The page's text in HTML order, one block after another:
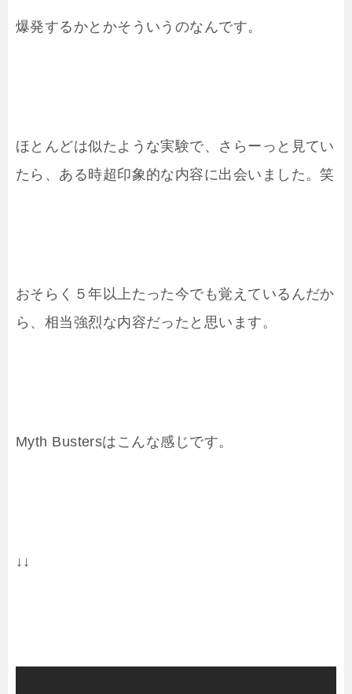
爆発するかとかそういうのなんです。
ほとんどは似たような実験で、さらーっと見てい
たら、ある時超印象的な内容に出会いました。笑
おそらく５年以上たった今でも覚えているんだか
ら、相当強烈な内容だったと思います。
Myth Bustersはこんな感じです。
↓↓